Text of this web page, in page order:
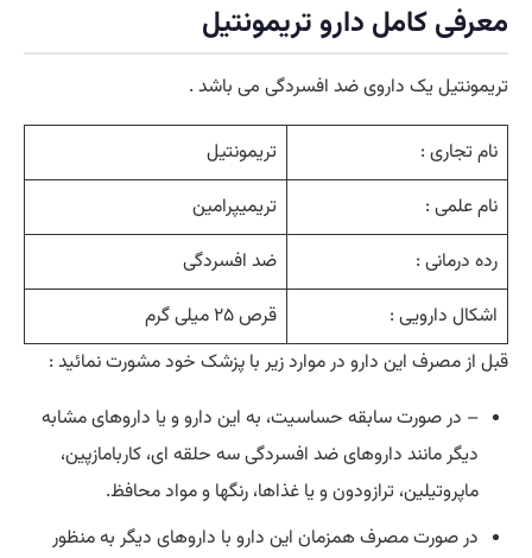
معرفی کامل دارو تریمونتیل
تریمونتیل یک داروی ضد افسردگی می باشد .
نام تجاری :
تریمونتیل
نام علمی :
تریمیپرامین
رده درمانی :
ضد افسردگی
اشکال دارویی :
قرص ۲۵ میلی گرم
قبل از مصرف این دارو در موارد زیر با پزشک خود مشورت نمائید :
– در صورت سابقه حساسیت، به این دارو و یا داروهای مشابه
دیگر مانند داروهای ضد افسردگی سه حلقه ای، کاربامازپین،
ماپروتیلین، ترازودون و یا غذاها، رنگها و مواد محافظ.
در صورت مصرف همزمان این دارو با داروهای دیگر به منظور